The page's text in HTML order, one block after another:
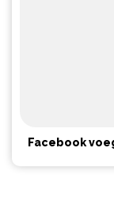
Facebook